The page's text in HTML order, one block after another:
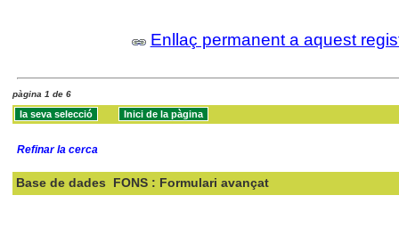
Enllaç permanent a aquest
pàgina 1 de 6
Refinar la cerca
Base de dades FONS : Formulari avançat